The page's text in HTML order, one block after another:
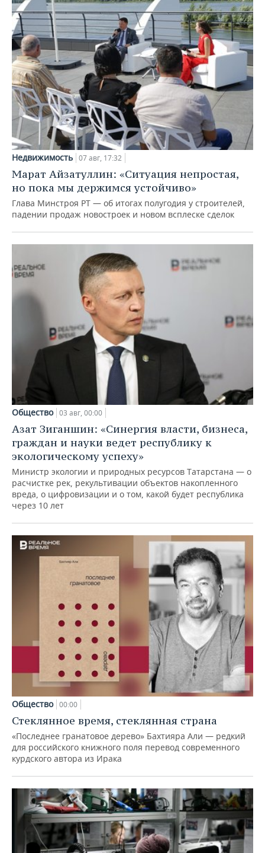
Недвижимость 07 авг, 17:32
Марат Айзатуллин: «Ситуация непростая,
но пока мы держимся устойчиво»
Глава Минстроя РТ — об итогах полугодия у строителей,
падении продаж новостроек и новом всплеске сделок
Общество 03 авг, 00:00
Азат Зиганшин: «Синергия власти, бизнеса,
граждан и науки ведет республику к
экологическому успеху»
Министр экологии и природных ресурсов Татарстана — о
расчистке рек, рекультивации объектов накопленного
вреда, о цифровизации и о том, какой будет республика
через 10 лет
Общество 00:00
Стеклянное время, стеклянная страна
«Последнее гранатовое дерево» Бахтияра Али — редкий
для российского книжного поля перевод современного
курдского автора из Ирака